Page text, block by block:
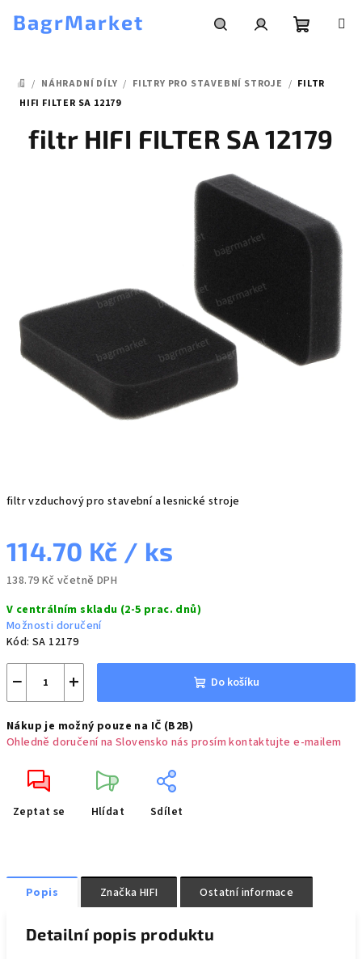
BagrMarket
DOMŮ
/ NÁHRADNÍ DÍLY / FILTRY PRO STAVEBNÍ STROJE / FILTR
HIFI FILTER SA 12179
filtr vzduchový pro stavební a lesnické stroje
114.70 Kč / ks
138.79 Kč včetně DPH
cena:
V centrálním skladu (2-5 prac. dnů)
Možnosti doručení
Kód: SA 12179
+
− Do košíku
Nákup je možný pouze na IČ (B2B)
Ohledně doručení na Slovensko nás prosím kontaktujte e-mailem
Zeptat se Hlídat Sdílet
filtr HIFI FILTER SA 12179
Popis Značka HIFI Ostatní informace
Detailní popis produktu